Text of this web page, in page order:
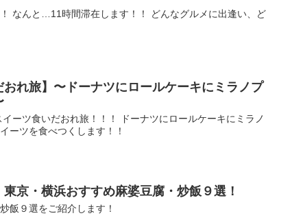
なんと…11時間滞在します！！ どんなグルメに出逢い、ど
おれ旅】〜ドーナツにロールケーキにミラノプ
ーツ食いだおれ旅！！！ ドーナツにロールケーキにミラノ
ーツを食べつくします！！
東京・横浜おすすめ麻婆豆腐・炒飯９選！
飯９選をご紹介します！